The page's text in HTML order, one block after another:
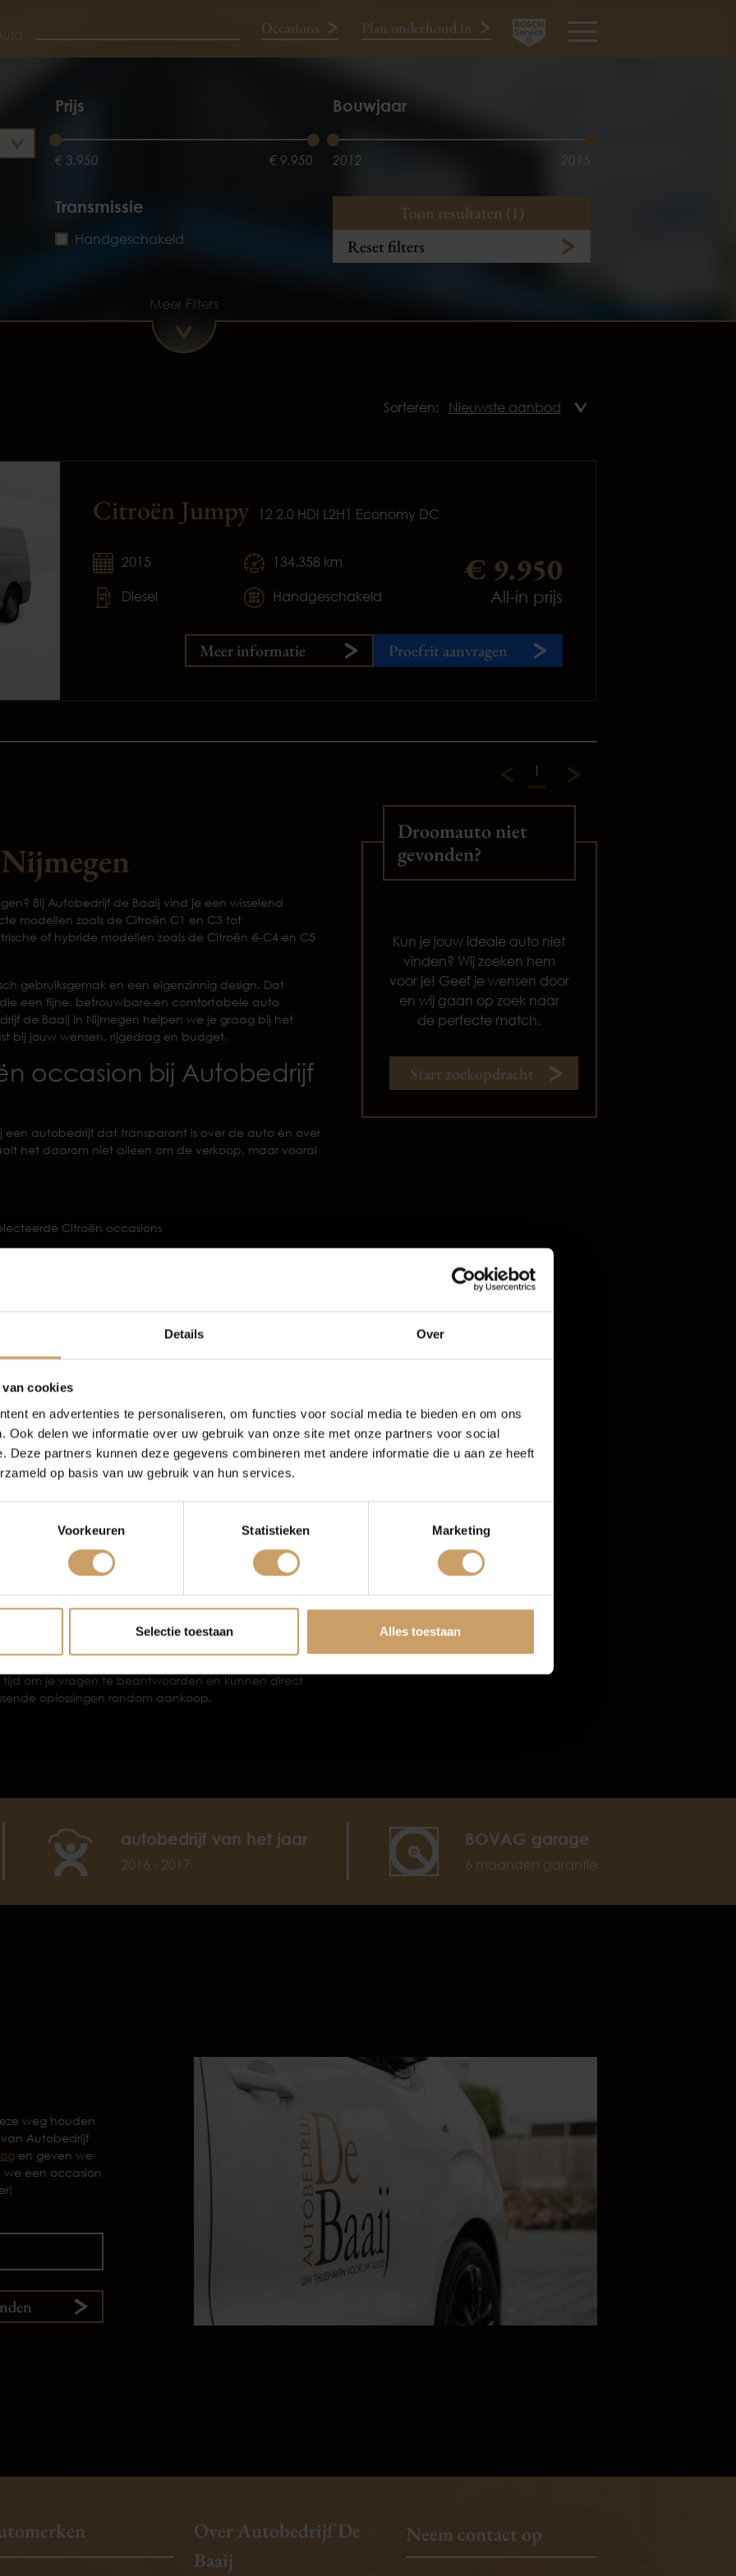
Details Over
van cookies
en advertenties te personaliseren, om functies voor social media te bieden en om ons
Ook delen we informatie over uw gebruik van onze site met onze partners voor social
Deze partners kunnen deze gegevens combineren met andere informatie die u aan ze heeft
op basis van uw gebruik van hun services.
Voorkeuren Statistieken Marketing
Selectie toestaan Alles toestaan
Occasions Plan onderhoud in
Prijs
€ 3.950 € 9.950
Bouwjaar
2012 2015
Transmissie
Handgeschakeld
Toon resultaten (1)
Reset filters
Meer Filters
Sorteren:
Citroën Jumpy 12 2.0 HDI L2H1 Economy DC
2015
Diesel
134.358 km
Handgeschakeld
€ 9.950
All-in prijs
Meer informatie Proefrit aanvragen
1
Bij Autobedrijf de Baaij vind je een wisselend
modellen zoals de Citroën C1 en C3 tot
of hybride modellen zoals de Citroën ë-C4 en C5
gebruiksgemak en een eigenzinnig design. Dat
een fijne, betrouwbare en comfortabele auto
de Baaij in Nijmegen helpen we je graag bij het
bij jouw wensen, rijgedrag en budget.
occasion bij Autobedrijf
een autobedrijf dat transparant is over de auto én over
het daarom niet alleen om de verkoop, maar vooral
Citroën occasions
en aflevermogelijkheden
adres
kun je met een goed gevoel de weg op in je Citroën
jouw nieuwe Citroën
kiezen uit verschillende afleverpakketten
onder andere minimaal 6 maanden APK, minimaal
reiniging, een BOVAG 40-punten check en 6 maanden
en biedt extra’s zoals een nieuwe APK,
een halve tank brandstof, banden rondom minimaal
12 maanden BOVAG garantie.
andere een nieuwe APK, onderhoudsbeurt, volle
Nederland en 24 maanden BOVAG garantie.
proefrit
Plan dan een proefrit en ervaar zelf hoe de
om je vragen te beantwoorden en kunnen direct
oplossingen rondom aankoop.
Droomauto niet
gevonden?
Kun je jouw ideale auto niet
vinden? Wij zoeken hem
voor je! Geef je wensen door
en wij gaan op zoek naar
de perfecte match.
Start zoekopdracht
autobedrijf van het jaar
2016 - 2017
BOVAG garage
6 maanden garantie
weg houden
Autobedrijf
en geven we
een occasion
Over Autobedrijf De
Baaij
Neem contact op
Autolease
Financiering
Verkoop
Over Autobedrijf De Baaij
Blogs
Contact
Afleverpakketten